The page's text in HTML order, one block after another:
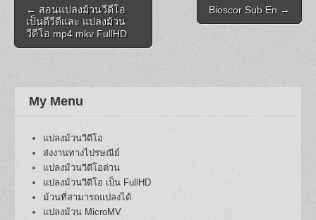
navigation
← สอนแปลงม้วนวีดีโอ
เป็นดีวีดีและ แปลงม้วน
วีดีโอ mp4 mkv FullHD
Bioscor Sub En →
My Menu
แปลงม้วนวีดีโอ
ส่งงานทางไปรษณีย์
แปลงม้วนวีดีโอด่วน
แปลงม้วนวีดีโอ เป็น FullHD
ม้วนที่สามารถแปลงได้
แปลงม้วน MicroMV